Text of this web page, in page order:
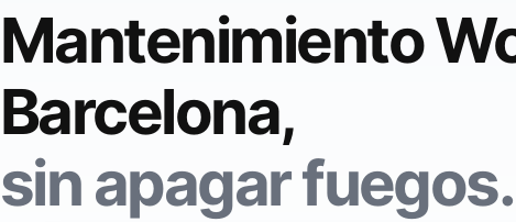
Mantenimiento
Barcelona,
sin apagar fuegos.